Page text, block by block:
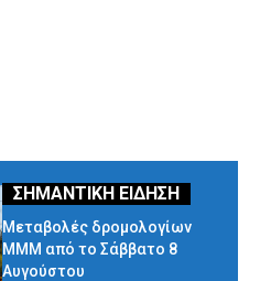
Μεταβολές δρομολογίων
ΜΜΜ από το Σάββατο 8
Αυγούστου